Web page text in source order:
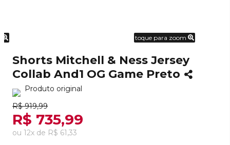
toque para zoom
Shorts Mitchell & Ness Jersey
Collab And1 OG Game Preto
Produto original
R$ 919,99
R$ 735,99
ou 12x de R$ 61,33